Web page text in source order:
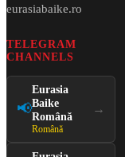
eurasiabaike.ro
TELEGRAM
CHANNELS
📢
Eurasia
Baike
Română
Română
→